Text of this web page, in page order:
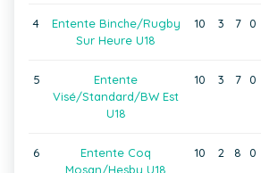
4
Entente Binche/Rugby
Sur Heure U18
10 3 7 0
5
Entente
Visé/Standard/BW Est
U18
10 3 7 0
6
Entente Coq
Mosan/Hesby U18
10 2 8 0